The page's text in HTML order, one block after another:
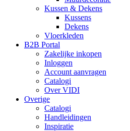
Kussen & Dekens
Kussens
Dekens
Vloerkleden
B2B Portal
Zakelijke inkopen
Inloggen
Account aanvragen
Catalogi
Over VIDI
Overige
Catalogi
Handleidingen
Inspiratie